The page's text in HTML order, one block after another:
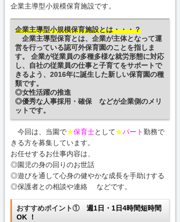
企業主導型小規模保育施設です。
企業主導型小規模保育施設とは・・・？
企業主導型保育とは、 企業が主体となって運
営を行っている認可外保育園のことを指しま
す。 企業が従業員の多種多様な就労形態に対応
し、自社の従業員の仕事と子育てをサポートで
きるよう、2016年に誕生した新しい保育園の種
類です。
◎女性活躍の推進
◎優秀な人事採用・確保 などが企業側のメリ
ットです。
今回は、当園で★保育士として★パート勤務で
きる方を募集しています。
お任せするお仕事内容は、
◎園児の身の回りのお世話
◎遊びを通して心身の健やかな成長を手助けする
◎保護者との相談や連絡 などです。
おすすめポイント① 週1日・1日4時間短時間
OK ！